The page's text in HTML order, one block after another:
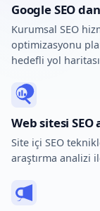
Google SEO
Kurumsal SEO
optimizasyonu
hedefli yol haritası
Web sitesi SEO
Site içi SEO
araştırma analizi